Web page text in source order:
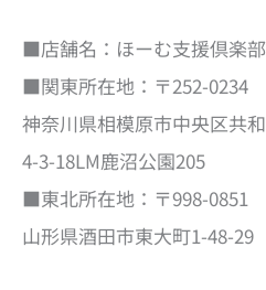
■店舗名：ほーむ支援倶楽部
■関東所在地：〒252-0234
神奈川県相模原市中央区共和
4-3-18LM鹿沼公園205
■東北所在地：〒998-0851
山形県酒田市東大町1-48-29